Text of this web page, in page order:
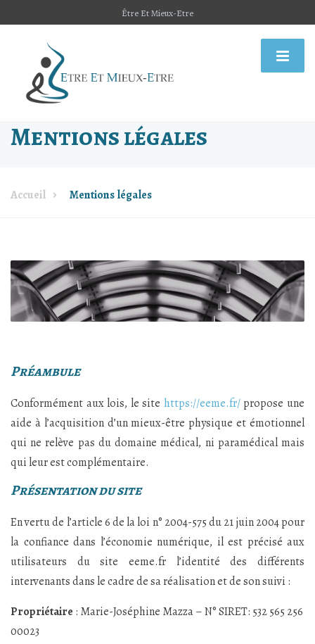
Être Et Mieux-Etre
Mentions légales
Accueil Mentions légales
Préambule
Conformément aux lois, le site https://eeme.fr/propose une
aide à l’acquisition d’un mieux-être physique et émotionnel
qui ne relève pas du domaine médical, ni paramédical mais
qui leur est complémentaire.
Présentation du site
En vertu de l’article 6 de la loi n° 2004-575 du 21 juin 2004 pour
la confiance dans l’économie numérique, il est précisé aux
utilisateurs du site eeme.fr l’identité des différents
intervenants dans le cadre de sa réalisation et de son suivi :
Propriétaire : Marie-Joséphine Mazza – N° SIRET: 532 565 256
00023